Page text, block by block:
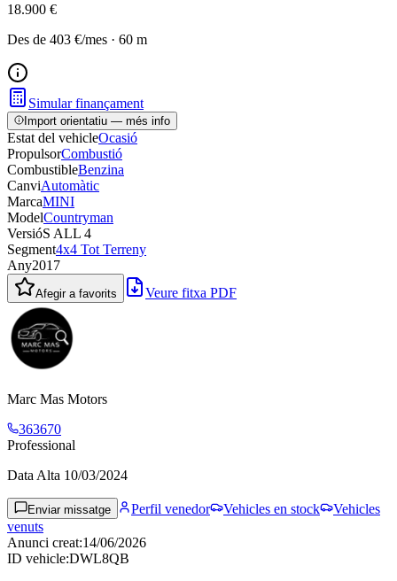
18.900 €
Des de 403 €/mes · 60 m
Simular finançament
Import orientatiu — més info
Estat del vehicleOcasió
PropulsorCombustió
CombustibleBenzina
CanviAutomàtic
MarcaMINI
ModelCountryman
VersióS ALL 4
Segment4x4 Tot Terreny
Any2017
Afegir a favorits Veure fitxa PDF
Marc Mas Motors
363670
Professional
Data Alta 10/03/2024
Enviar missatge Perfil venedor Vehicles en stock
Vehicles
venuts
Anunci creat:14/06/2026
ID vehicle:DWL8QB